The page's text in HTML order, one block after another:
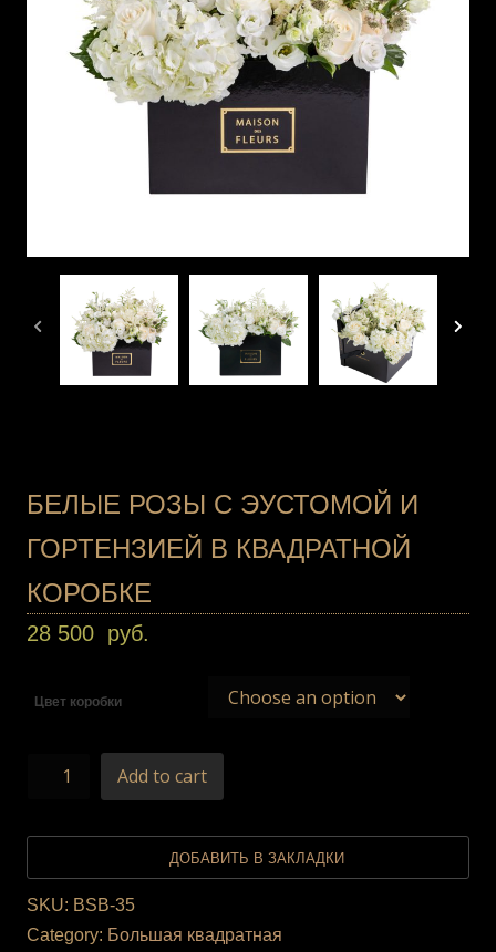
БЕЛЫЕ РОЗЫ С ЭУСТОМОЙ И
ГОРТЕНЗИЕЙ В КВАДРАТНОЙ
КОРОБКЕ
28 500 руб.
Цвет коробки
Add to cart
ДОБАВИТЬ В ЗАКЛАДКИ
SKU: BSB-35
Category: Большая квадратная